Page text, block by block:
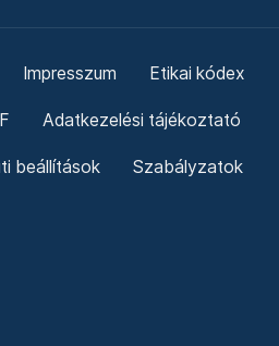
Impresszum Etikai kódex
Adatkezelési tájékoztató
beállítások Szabályzatok